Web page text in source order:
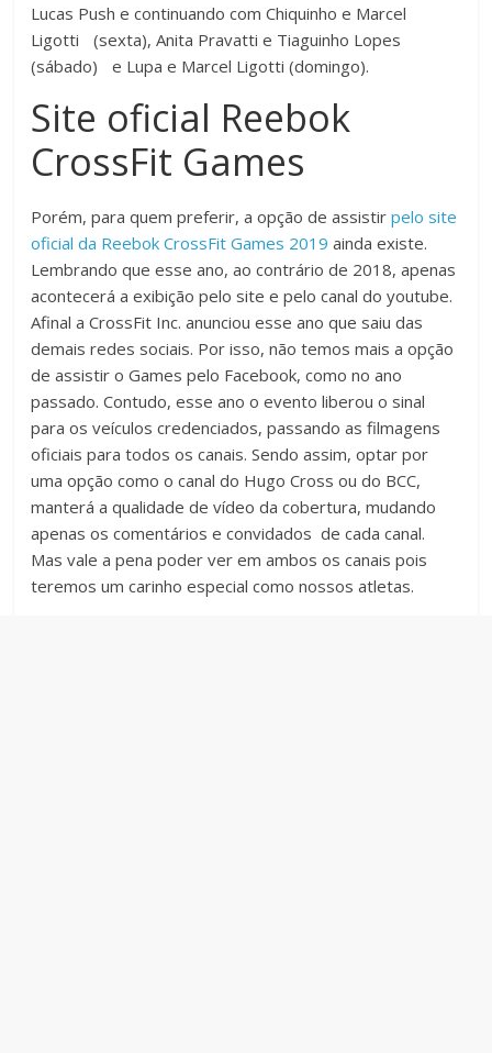
Lucas Push e continuando com Chiquinho e Marcel
Ligotti (sexta), Anita Pravatti e Tiaguinho Lopes
(sábado) e Lupa e Marcel Ligotti (domingo).
Site oficial Reebok
CrossFit Games
Porém, para quem preferir, a opção de assistirpelo site
oficial da Reebok CrossFit Games 2019 ainda existe.
Lembrando que esse ano, ao contrário de 2018, apenas
acontecerá a exibição pelo site e pelo canal do youtube.
Afinal a CrossFit Inc. anunciou esse ano que saiu das
demais redes sociais. Por isso, não temos mais a opção
de assistir o Games pelo Facebook, como no ano
passado. Contudo, esse ano o evento liberou o sinal
para os veículos credenciados, passando as filmagens
oficiais para todos os canais. Sendo assim, optar por
uma opção como o canal do Hugo Cross ou do BCC,
manterá a qualidade de vídeo da cobertura, mudando
apenas os comentários e convidados de cada canal.
Mas vale a pena poder ver em ambos os canais pois
teremos um carinho especial como nossos atletas.